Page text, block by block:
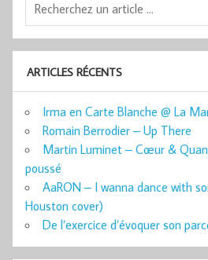
ARTICLES RÉCENTS
Irma en Carte Blanche @ La
Romain Berrodier – Up There
Martin Luminet – Cœur &
poussé
AaRON – I wanna dance with
Houston cover)
De l’exercice d’évoquer son